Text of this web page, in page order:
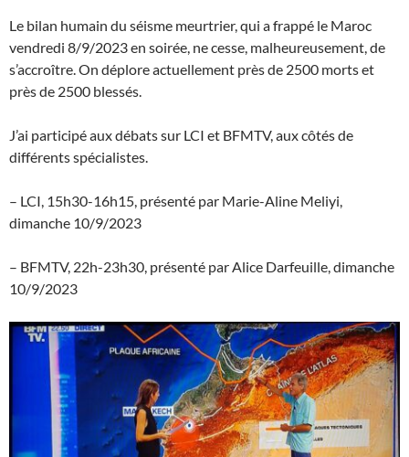
Le bilan humain du séisme meurtrier, qui a frappé le Maroc
vendredi 8/9/2023 en soirée, ne cesse, malheureusement, de
s’accroître. On déplore actuellement près de 2500 morts et
près de 2500 blessés.
J’ai participé aux débats sur LCI et BFMTV, aux côtés de
différents spécialistes.
– LCI, 15h30-16h15, présenté par Marie-Aline Meliyi,
dimanche 10/9/2023
– BFMTV, 22h-23h30, présenté par Alice Darfeuille, dimanche
10/9/2023